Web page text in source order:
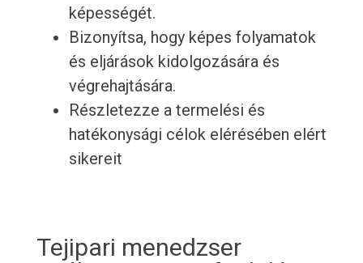
képességét.
Bizonyítsa, hogy képes folyamatok
és eljárások kidolgozására és
végrehajtására.
Részletezze a termelési és
hatékonysági célok elérésében elért
sikereit
Tejipari menedzser